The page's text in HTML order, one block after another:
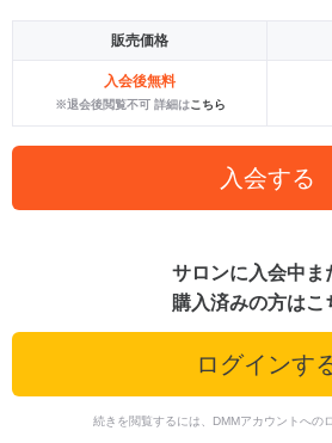
販売価格
入会後無料
※退会後閲覧不可 詳細はこちら
入会する
サロンに入会中ま
購入済みの方はこ
ログインす
続きを閲覧するには、DMMアカウントへの